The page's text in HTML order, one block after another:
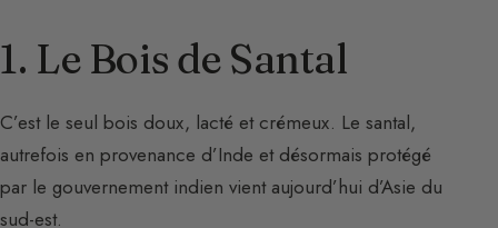
1. Le Bois de Santal
C’est le seul bois doux, lacté et crémeux. Le santal,
autrefois en provenance d’Inde et désormais protégé
par le gouvernement indien vient aujourd’hui d’Asie du
sud-est.